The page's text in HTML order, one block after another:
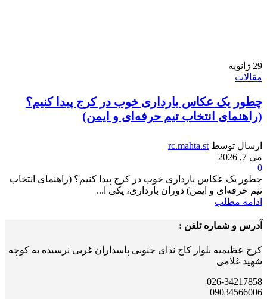
29 ژانویه
مقالات
چطور یک عکاس بارداری خوب در کرج پیدا کنیم؟
(راهنمای انتخاب تیم حرفه‌ای و ایمن)
ارسال توسط rc.mahta.st
می 7, 2026
0
چطور یک عکاس بارداری خوب در کرج پیدا کنیم؟ (راهنمای انتخاب
تیم حرفه‌ای و ایمن) دوران بارداری، یکی ا...
ادامه مطلب
آدرس و شماره تلفن :
کرج عظیمیه بلوار کاج ندای جنوبی پاسداران غربی نرسیده به کوچه
شهید غلامی
026-34217858
09034566006